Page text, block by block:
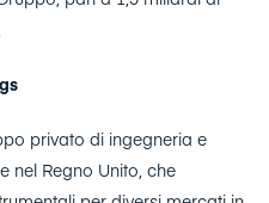
privato di ingegneria e
nel Regno Unito, che